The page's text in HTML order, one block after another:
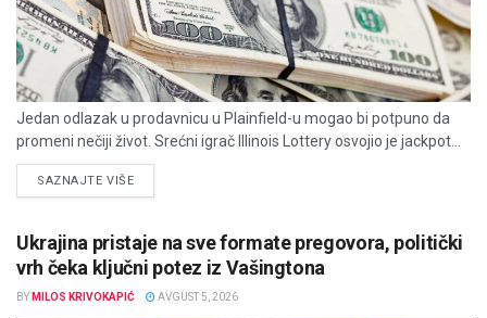
Jedan odlazak u prodavnicu u Plainfield-u mogao bi potpuno da
promeni nečiji život. Srećni igrač Illinois Lottery osvojio je jackpot...
SAZNAJTE VIŠEDETAILS
Ukrajina pristaje na sve formate pregovora, politički
vrh čeka ključni potez iz Vašingtona
BY MILOS KRIVOKAPIĆ AVGUST 5, 2026